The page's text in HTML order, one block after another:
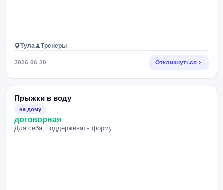
Тула Тренеры
2026-06-29 Откликнуться
Прыжки в воду
на дому
договорная
Для себя, поддерживать форму.